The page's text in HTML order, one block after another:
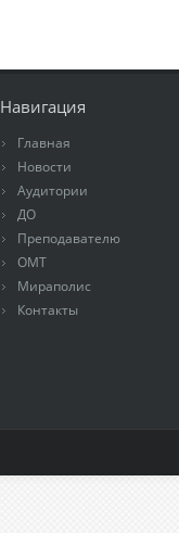
Навигация
Главная
Новости
Аудитории
ДО
Преподавателю
ОМТ
Мираполис
Контакты